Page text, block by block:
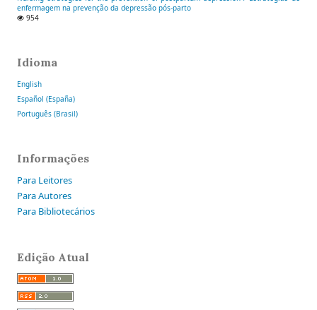
enfermagem na prevenção da depressão pós-parto
954
Idioma
English
Español (España)
Português (Brasil)
Informações
Para Leitores
Para Autores
Para Bibliotecários
Edição Atual